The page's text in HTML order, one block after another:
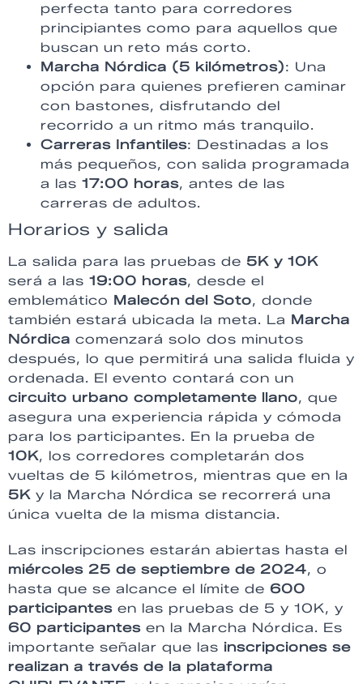
perfecta tanto para corredores
principiantes como para aquellos que
buscan un reto más corto.
Marcha Nórdica (5 kilómetros): Una
opción para quienes prefieren caminar
con bastones, disfrutando del
recorrido a un ritmo más tranquilo.
Carreras Infantiles: Destinadas a los
más pequeños, con salida programada
a las 17:00 horas, antes de las
carreras de adultos.
Horarios y salida
La salida para las pruebas de 5K y 10K
será a las 19:00 horas, desde el
emblemático Malecón del Soto, donde
también estará ubicada la meta. La Marcha
Nórdica comenzará solo dos minutos
después, lo que permitirá una salida fluida y
ordenada. El evento contará con un
circuito urbano completamente llano, que
asegura una experiencia rápida y cómoda
para los participantes. En la prueba de
10K, los corredores completarán dos
vueltas de 5 kilómetros, mientras que en la
5K y la Marcha Nórdica se recorrerá una
única vuelta de la misma distancia.
Las inscripciones estarán abiertas hasta el
miércoles 25 de septiembre de 2024, o
hasta que se alcance el límite de 600
participantes en las pruebas de 5 y 10K, y
60 participantes en la Marcha Nórdica. Es
importante señalar que las inscripciones se
realizan a través de la plataforma